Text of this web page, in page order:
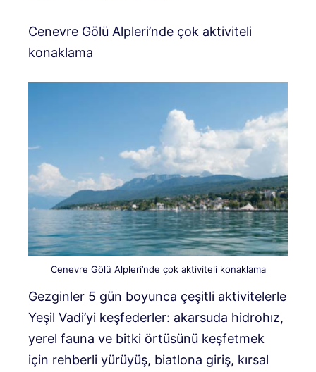
Cenevre Gölü Alpleri’nde çok aktiviteli
konaklama
Cenevre Gölü Alpleri’nde çok aktiviteli konaklama
Gezginler 5 gün boyunca çeşitli aktivitelerle
Yeşil Vadi’yi keşfederler: akarsuda hidrohız,
yerel fauna ve bitki örtüsünü keşfetmek
için rehberli yürüyüş, biatlona giriş, kırsal